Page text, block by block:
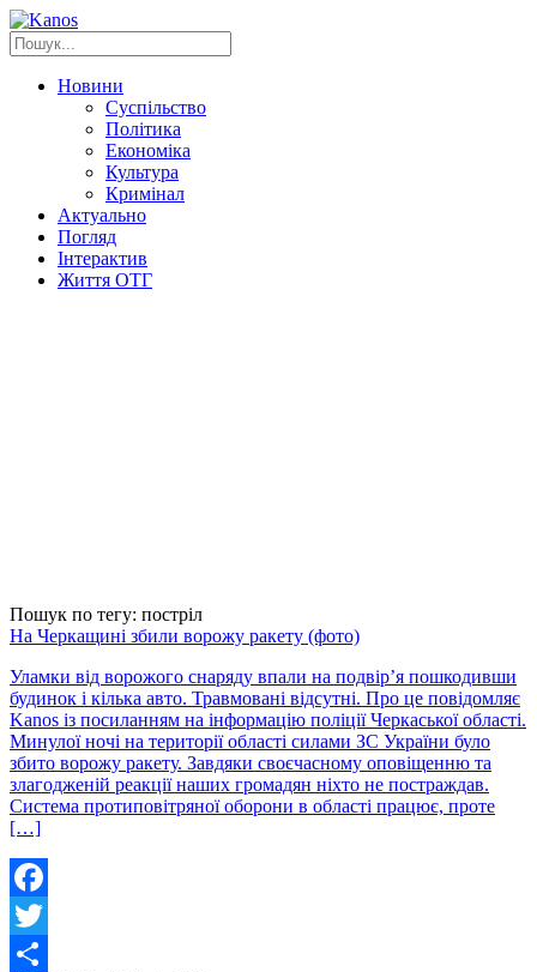
Новини
Суспільство
Політика
Економіка
Культура
Кримінал
Актуально
Погляд
Інтерактив
Життя ОТГ
Пошук по тегу: постріл
На Черкащині збили ворожу ракету (фото)
Уламки від ворожого снаряду впали на подвір’я пошкодивши
будинок і кілька авто. Травмовані відсутні. Про це повідомляє
Kanos із посиланням на інформацію поліції Черкаської області.
Минулої ночі на території області силами ЗС України було
збито ворожу ракету. Завдяки своєчасному оповіщенню та
злагодженій реакції наших громадян ніхто не постраждав.
Система протиповітряної оборони в області працює, проте
[…]
Facebook
Twitter